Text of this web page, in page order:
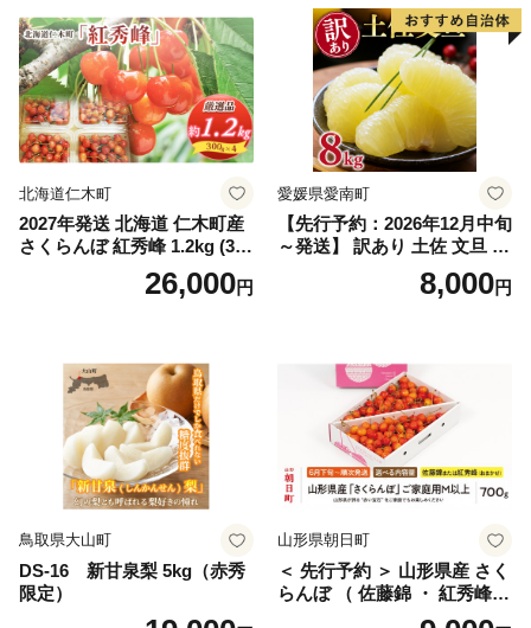
笛吹市 山梨県 フルーツ 果物
ぶどう 葡萄 大粒 シャインマ
スカット おすすめ シャイン
マスカット 贈答 ギフト 産地
笛吹市 シャインマスカット
笛吹 葡萄 国産 ぶどう 人気
国産 1.2kg 先行｜
北海道仁木町
2027年発送 北海道 仁木町産
さくらんぼ 紅秀峰 1.2kg (300
g×4パック) Lサイズ以上 旬
桜桃 産地直送 サクランボ チ
26,000円
愛媛県愛南町
【先行予約：2026年12月中旬
～発送】 訳あり 土佐 文旦 8k
g (Mサイズ以上サイズミック
ス) 8000円 わけあり ぶんた
産 農家直送 期間限定 特産品
サイズミックス くらもとフ
ァーム 愛南町 愛媛県
8,000円
鳥取県大山町
DS-16 新甘泉梨 5kg（赤秀
限定）
山形県朝日町
＜ 先行予約 ＞ 山形県産 さく
らんぼ （ 佐藤錦 ・ 紅秀峰
） ご家庭用 M以上 700g 【20